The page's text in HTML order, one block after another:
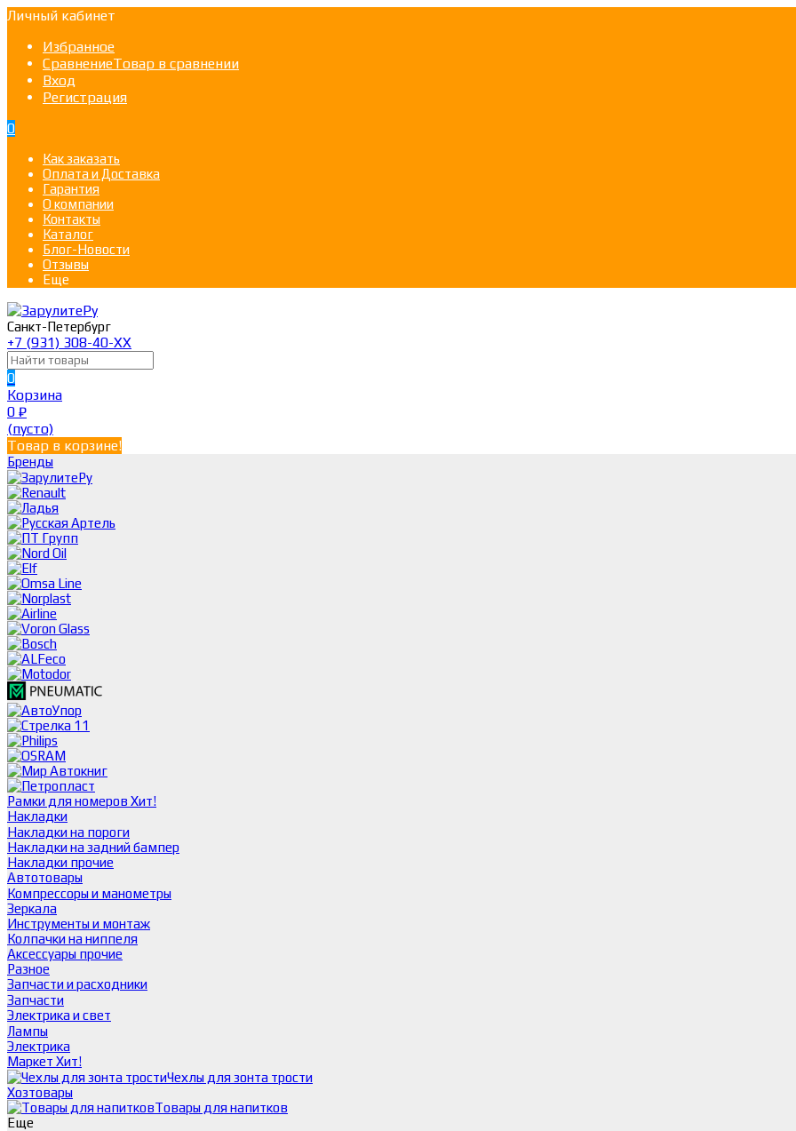
Личный кабинет
Избранное
СравнениеТовар в сравнении
Вход
Регистрация
0
Как заказать
Оплата и Доставка
Гарантия
О компании
Контакты
Каталог
Блог-Новости
Отзывы
Еще
Санкт-Петербург
+7 (931) 308-40-ХХ
0
Корзина
0 ₽
(пусто)
Товар в корзине!
Бренды
Рамки для номеров Хит!
Накладки
Накладки на пороги
Накладки на задний бампер
Накладки прочие
Автотовары
Компрессоры и манометры
Зеркала
Инструменты и монтаж
Колпачки на ниппеля
Аксессуары прочие
Разное
Запчасти и расходники
Запчасти
Электрика и свет
Лампы
Электрика
Маркет Хит!
Чехлы для зонта трости
Хозтовары
Товары для напитков
Еще